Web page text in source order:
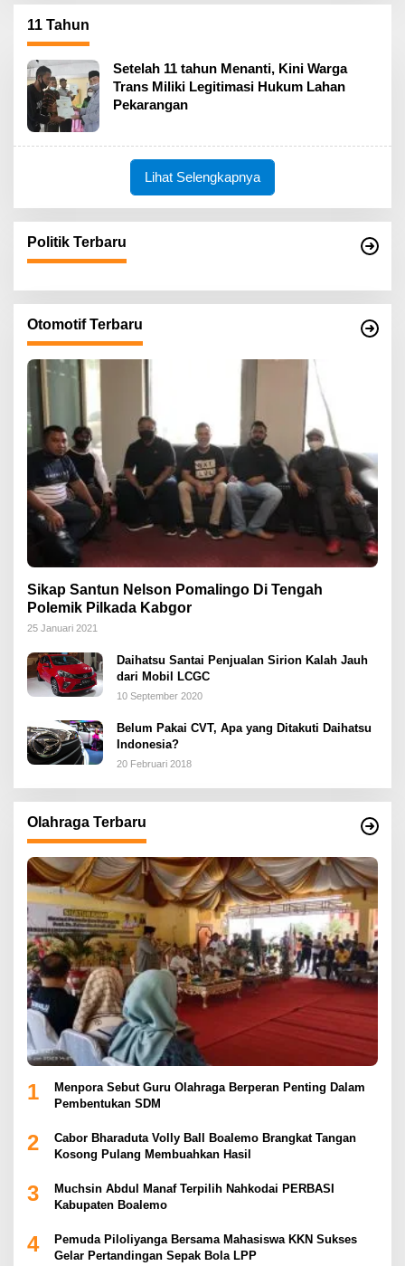
11 Tahun
Setelah 11 tahun Menanti, Kini Warga
Trans Miliki Legitimasi Hukum Lahan
Pekarangan
Lihat Selengkapnya
Politik Terbaru
Otomotif Terbaru
Sikap Santun Nelson Pomalingo Di Tengah
Polemik Pilkada Kabgor
25 Januari 2021
Daihatsu Santai Penjualan Sirion Kalah Jauh
dari Mobil LCGC
10 September 2020
Belum Pakai CVT, Apa yang Ditakuti Daihatsu
Indonesia?
20 Februari 2018
Olahraga Terbaru
1
Menpora Sebut Guru Olahraga Berperan Penting Dalam
Pembentukan SDM
2
Cabor Bharaduta Volly Ball Boalemo Brangkat Tangan
Kosong Pulang Membuahkan Hasil
3
Muchsin Abdul Manaf Terpilih Nahkodai PERBASI
Kabupaten Boalemo
4
Pemuda Piloliyanga Bersama Mahasiswa KKN Sukses
Gelar Pertandingan Sepak Bola LPP